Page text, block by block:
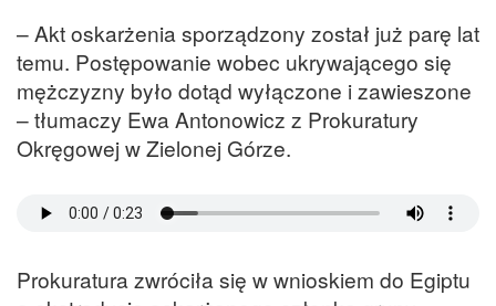
– Akt oskarżenia sporządzony został już parę lat
temu. Postępowanie wobec ukrywającego się
mężczyzny było dotąd wyłączone i zawieszone
– tłumaczy Ewa Antonowicz z Prokuratury
Okręgowej w Zielonej Górze.
Prokuratura zwróciła się w wnioskiem do Egiptu